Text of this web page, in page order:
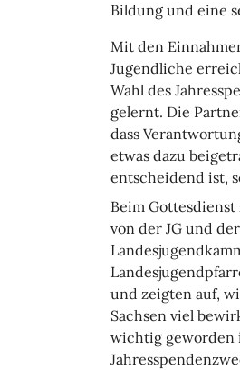
Bildung und eine
Mit den
Jugendliche
Wahl des
gelernt. Die
dass
etwas dazu
entscheidend ist,
Beim
von der JG und
und zeigten auf,
Sachsen viel
wichtig geworden